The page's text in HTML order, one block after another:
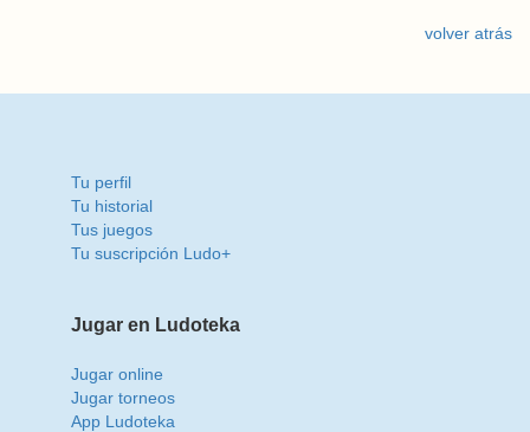
volver atrás
Tu perfil
Tu historial
Tus juegos
Tu suscripción Ludo+
Jugar en Ludoteka
Jugar online
Jugar torneos
App Ludoteka